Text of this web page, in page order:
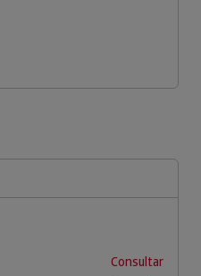
Consultar